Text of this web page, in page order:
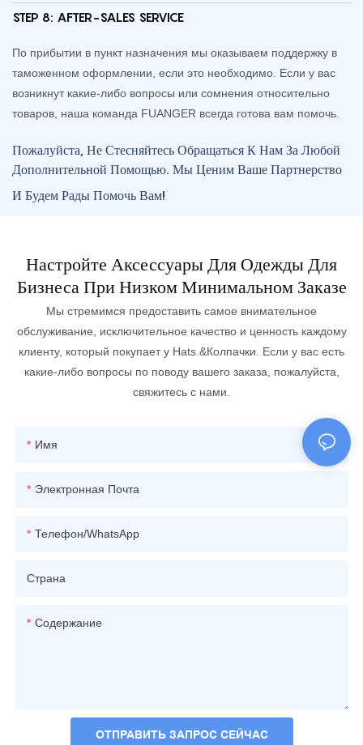
STEP 8: AFTER-SALES SERVICE
По прибытии в пункт назначения мы оказываем поддержку в
таможенном оформлении, если это необходимо. Если у вас
возникнут какие-либо вопросы или сомнения относительно
товаров, наша команда FUANGER всегда готова вам помочь.
Пожалуйста, Не Стесняйтесь Обращаться К Нам За Любой
Дополнительной Помощью. Мы Ценим Ваше Партнерство
И Будем Рады Помочь Вам!
Настройте Аксессуары Для Одежды Для
Бизнеса При Низком Минимальном Заказе
Мы стремимся предоставить самое внимательное
обслуживание, исключительное качество и ценность каждому
клиенту, который покупает у Hats.&Колпачки. Если у вас есть
какие-либо вопросы по поводу вашего заказа, пожалуйста,
свяжитесь с нами.
Имя
Электронная Почта
Телефон/WhatsApp
Страна
Содержание
ОТПРАВИТЬ ЗАПРОС СЕЙЧАС